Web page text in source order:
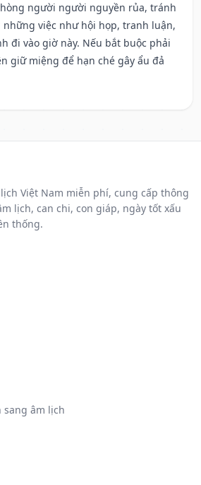
người người nguyền rủa, tránh
những việc như hội họp, tranh luận,
đi vào giờ này. Nếu bắt buộc phải
giữ miệng để hạn ché gây ẩu đả
Việt Nam miễn phí, cung cấp thông
lịch, can chi, con giáp, ngày tốt xấu
thống.
sang âm lịch